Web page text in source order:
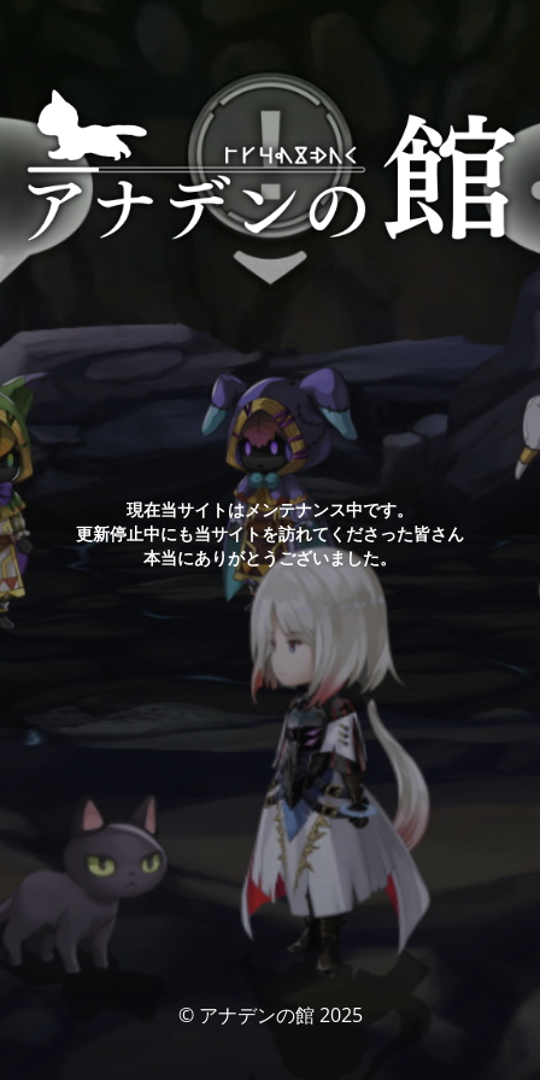
現在当サイトはメンテナンス中です。
更新停止中にも当サイトを訪れてくださった皆さん
本当にありがとうございました。
© アナデンの館 2025